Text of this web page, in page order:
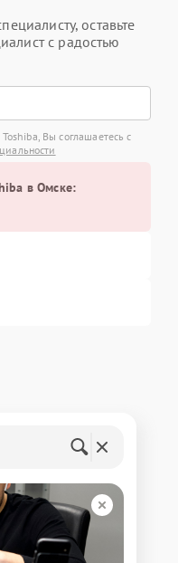
оставьте
с радостью
Вы соглашаетесь с
в Омске: